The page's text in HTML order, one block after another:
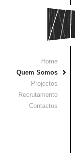
Home
Quem Somos
Projectos
Recrutamento
Contactos